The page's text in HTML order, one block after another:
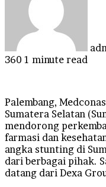
360 1 minute read
Palembang,
Sumatera Selatan
mendorong
farmasi dan
angka stunting di
dari berbagai pihak.
datang dari Dexa